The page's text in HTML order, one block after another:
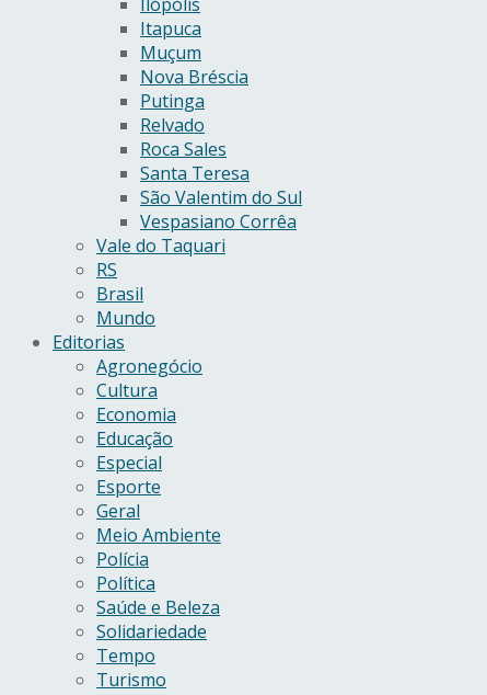
Itapuca
Muçum
Nova Bréscia
Putinga
Relvado
Roca Sales
Santa Teresa
São Valentim do Sul
Vespasiano Corrêa
Vale do Taquari
RS
Brasil
Mundo
Editorias
Agronegócio
Cultura
Economia
Educação
Especial
Esporte
Geral
Meio Ambiente
Polícia
Política
Saúde e Beleza
Solidariedade
Tempo
Turismo